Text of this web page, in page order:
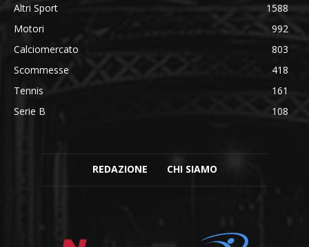
Altri Sport
1588
Motori
992
Calciomercato
803
Scommesse
418
Tennis
161
Serie B
108
REDAZIONE CHI SIAMO